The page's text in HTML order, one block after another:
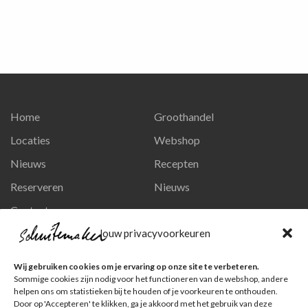
Jouw privacyvoorkeuren
Wij gebruiken cookies om je ervaring op onze site te verbeteren.
Sommige cookies zijn nodig voor het functioneren van de webshop, andere
helpen ons om statistieken bij te houden of je voorkeuren te onthouden.
Door op 'Accepteren' te klikken, ga je akkoord met het gebruik van deze
Home
Locaties
Nieuws
Reserveren
Contact
Privacy en persoonsgegevens
Groothandel
Webshop
Recepten
Nieuws
Ga naar onze pagina
Volg ons op Instagram